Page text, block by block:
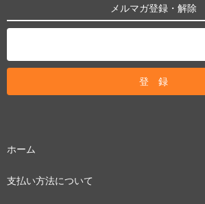
メルマガ登録・解除
ホーム
支払い方法について